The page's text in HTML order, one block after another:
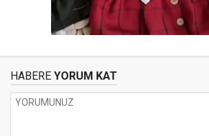
HABERE YORUM KAT